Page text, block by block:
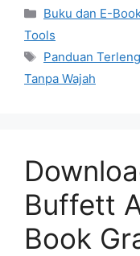
Categories
Buku dan E-
Tools
Tags
Panduan
Tanpa Wajah
Buffett
Book